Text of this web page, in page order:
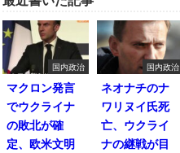
国内政治
マクロン発言
でウクライナ
の敗北が確
定、欧米文明
国内政治
ネオナチのナ
ワリヌイ氏死
亡、ウクライ
ナの継戦が目